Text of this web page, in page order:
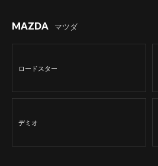
MAZDA マツダ
ロードスター
デミオ